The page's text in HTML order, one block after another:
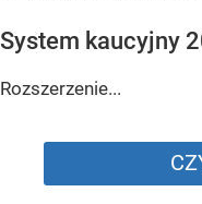
System kaucyjny
Rozszerzenie...